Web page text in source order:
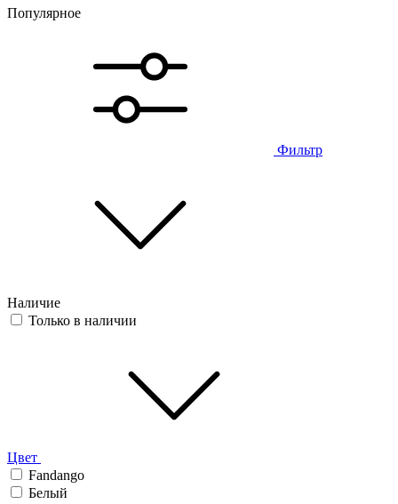
Популярное
Фильтр
Наличие
Только в наличии
Цвет
Fandango
Белый